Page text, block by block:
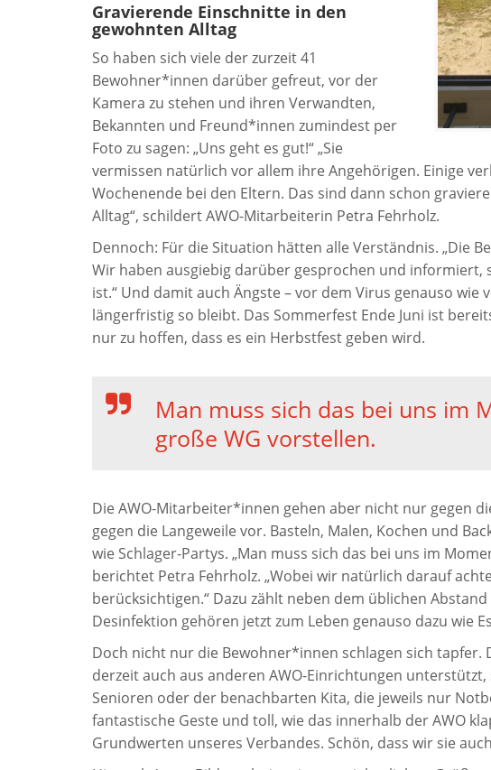
Gravierende Einschnitte in den
gewohnten Alltag
So haben sich viele der zurzeit 41
Bewohner*innen darüber gefreut, vor der
Kamera zu stehen und ihren Verwandten,
Bekannten und Freund*innen zumindest per
Foto zu sagen: „Uns geht es gut!“ „Sie
vermissen natürlich vor allem ihre Angehörigen. Einige
Wochenende bei den Eltern. Das sind dann schon
Alltag“, schildert AWO-Mitarbeiterin Petra Fehrholz.
Dennoch: Für die Situation hätten alle Verständnis. „Die
Wir haben ausgiebig darüber gesprochen und informiert,
ist.“ Und damit auch Ängste – vor dem Virus genauso
längerfristig so bleibt. Das Sommerfest Ende Juni ist
nur zu hoffen, dass es ein Herbstfest geben wird.
Man muss sich das bei uns im
große WG vorstellen.
Die AWO-Mitarbeiter*innen gehen aber nicht nur gegen
gegen die Langeweile vor. Basteln, Malen, Kochen und
wie Schlager-Partys. „Man muss sich das bei uns im
berichtet Petra Fehrholz. „Wobei wir natürlich darauf
berücksichtigen.“ Dazu zählt neben dem üblichen
Desinfektion gehören jetzt zum Leben genauso dazu wie
Doch nicht nur die Bewohner*innen schlagen sich
derzeit auch aus anderen AWO-Einrichtungen
Senioren oder der benachbarten Kita, die jeweils nur
fantastische Geste und toll, wie das innerhalb der AWO
Grundwerten unseres Verbandes. Schön, dass wir sie